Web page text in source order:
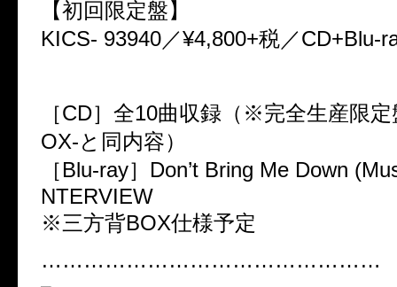
【初回限定盤】
KICS- 93940／¥4,800+税／CD+Blu-
［CD］全10曲収録（※完全生産限
OX-と同内容）
［Blu-ray］Don’t Bring Me Down
NTERVIEW
※三方背BOX仕様予定
…………………………………………